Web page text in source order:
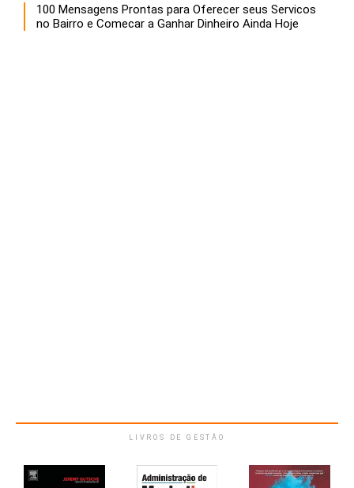
100 Mensagens Prontas para Oferecer seus Servicos
no Bairro e Comecar a Ganhar Dinheiro Ainda Hoje
LIVROS DE GESTÃO